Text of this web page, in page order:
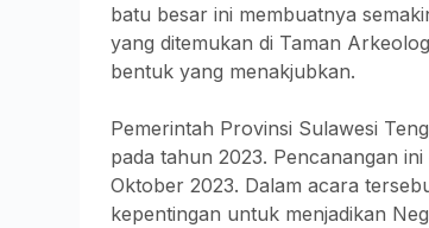
batu besar ini membuatnya
yang ditemukan di Taman
bentuk yang menakjubkan.
Pemerintah Provinsi Sulawesi
pada tahun 2023. Pencanangan
Oktober 2023. Dalam acara
kepentingan untuk menjadikan